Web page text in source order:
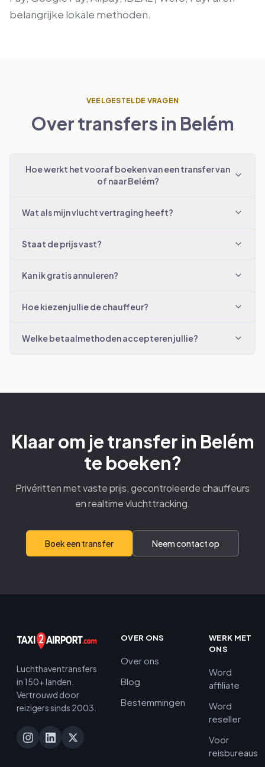
belangrijke lokale methoden.
VEELGESTELDE VRAGEN
Over transfers in Belém
Hoe werkt het vooraf boeken van een transfer van
of naar Belém?
Wat als mijn vlucht vertraging heeft?
Staat de prijs vast?
Kan ik gratis annuleren?
Hoe kiezen jullie de chauffeur?
Welke betaalmethoden accepteren jullie?
Klaar om je transfer in Belém
te boeken?
Privéritten met vaste prijs, gecontroleerde chauffeurs
en realtime vluchttracking.
Boek een transfer Neem contact op
Luchthaventransfers
in 150+ landen.
Vertrouwd door
reizigers sinds 2003.
OVER ONS
Over ons
Blog
Bestemmingen
WERK MET
ONS
Word
affiliate
Word
reseller
Voor
reisbureaus